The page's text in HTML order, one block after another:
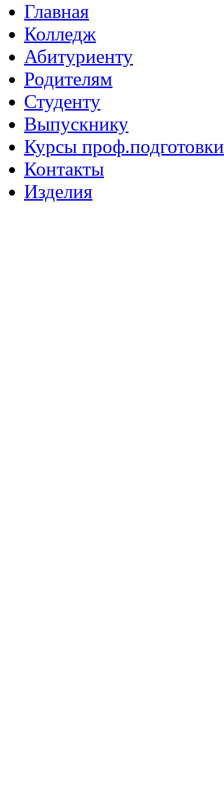
Главная
Колледж
Абитуриенту
Родителям
Студенту
Выпускнику
Курсы проф.подготовки
Контакты
Изделия